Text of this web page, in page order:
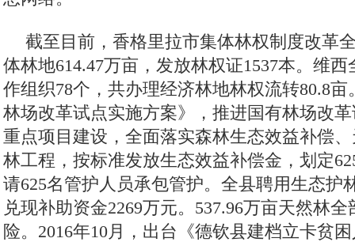
截至目前，香格里拉市集体林权制度改革
体林地614.47万亩，发放林权证1537本。维
作组织78个，共办理经济林地林权流转80.8
林场改革试点实施方案》，推进国有林场改
重点项目建设，全面落实森林生态效益补偿
林工程，按标准发放生态效益补偿金，划定
请625名管护人员承包管护。全县聘用生态护
兑现补助资金2269万元。537.96万亩天然林
险。2016年10月，出台《德钦县建档立卡贫